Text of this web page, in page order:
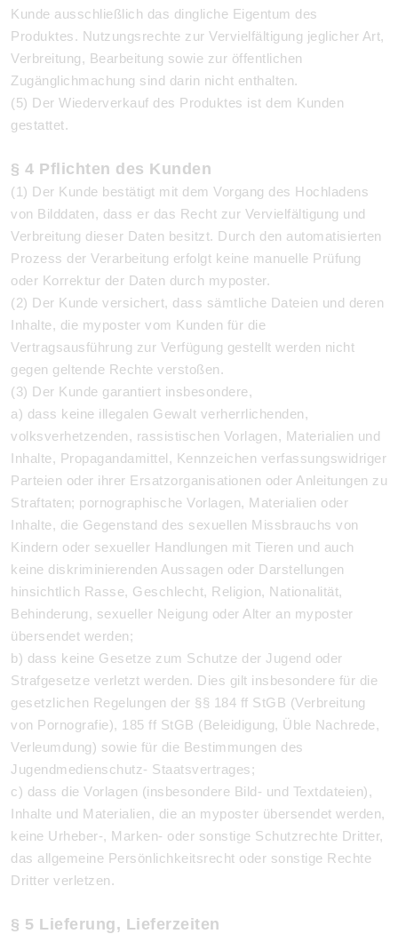
Kunde ausschließlich das dingliche Eigentum des
Produktes. Nutzungsrechte zur Vervielfältigung jeglicher Art,
Verbreitung, Bearbeitung sowie zur öffentlichen
Zugänglichmachung sind darin nicht enthalten.
(5) Der Wiederverkauf des Produktes ist dem Kunden
gestattet.
§ 4 Pflichten des Kunden
(1) Der Kunde bestätigt mit dem Vorgang des Hochladens
von Bilddaten, dass er das Recht zur Vervielfältigung und
Verbreitung dieser Daten besitzt. Durch den automatisierten
Prozess der Verarbeitung erfolgt keine manuelle Prüfung
oder Korrektur der Daten durch myposter.
(2) Der Kunde versichert, dass sämtliche Dateien und deren
Inhalte, die myposter vom Kunden für die
Vertragsausführung zur Verfügung gestellt werden nicht
gegen geltende Rechte verstoßen.
(3) Der Kunde garantiert insbesondere,
a) dass keine illegalen Gewalt verherrlichenden,
volksverhetzenden, rassistischen Vorlagen, Materialien und
Inhalte, Propagandamittel, Kennzeichen verfassungswidriger
Parteien oder ihrer Ersatzorganisationen oder Anleitungen zu
Straftaten; pornographische Vorlagen, Materialien oder
Inhalte, die Gegenstand des sexuellen Missbrauchs von
Kindern oder sexueller Handlungen mit Tieren und auch
keine diskriminierenden Aussagen oder Darstellungen
hinsichtlich Rasse, Geschlecht, Religion, Nationalität,
Behinderung, sexueller Neigung oder Alter an myposter
übersendet werden;
b) dass keine Gesetze zum Schutze der Jugend oder
Strafgesetze verletzt werden. Dies gilt insbesondere für die
gesetzlichen Regelungen der §§ 184 ff StGB (Verbreitung
von Pornografie), 185 ff StGB (Beleidigung, Üble Nachrede,
Verleumdung) sowie für die Bestimmungen des
Jugendmedienschutz- Staatsvertrages;
c) dass die Vorlagen (insbesondere Bild- und Textdateien),
Inhalte und Materialien, die an myposter übersendet werden,
keine Urheber-, Marken- oder sonstige Schutzrechte Dritter,
das allgemeine Persönlichkeitsrecht oder sonstige Rechte
Dritter verletzen.
§ 5 Lieferung, Lieferzeiten